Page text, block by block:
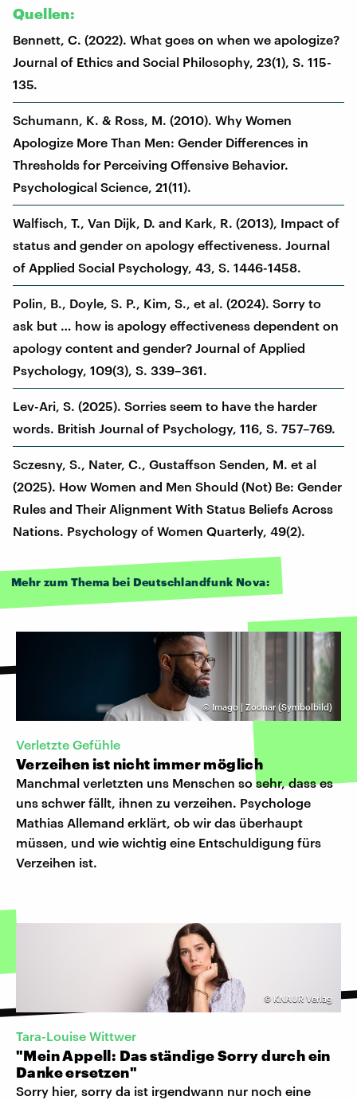
Quellen:
Bennett, C. (2022). What goes on when we apologize?
Journal of Ethics and Social Philosophy, 23(1), S. 115-
135.
Schumann, K. & Ross, M. (2010). Why Women
Apologize More Than Men: Gender Differences in
Thresholds for Perceiving Offensive Behavior.
Psychological Science, 21(11).
Walfisch, T., Van Dijk, D. and Kark, R. (2013), Impact of
status and gender on apology effectiveness. Journal
of Applied Social Psychology, 43, S. 1446-1458.
Polin, B., Doyle, S. P., Kim, S., et al. (2024). Sorry to
ask but … how is apology effectiveness dependent on
apology content and gender? Journal of Applied
Psychology, 109(3), S. 339–361.
Lev-Ari, S. (2025). Sorries seem to have the harder
words. British Journal of Psychology, 116, S. 757–769.
Sczesny, S., Nater, C., Gustaffson Senden, M. et al
(2025). How Women and Men Should (Not) Be: Gender
Rules and Their Alignment With Status Beliefs Across
Nations. Psychology of Women Quarterly, 49(2).
Mehr zum Thema bei Deutschlandfunk Nova:
© Imago | Zoonar (Symbolbild)
Verletzte Gefühle
Verzeihen ist nicht immer möglich
Manchmal verletzten uns Menschen so sehr, dass es
uns schwer fällt, ihnen zu verzeihen. Psychologe
Mathias Allemand erklärt, ob wir das überhaupt
müssen, und wie wichtig eine Entschuldigung fürs
Verzeihen ist.
© KNAUR Verlag
Tara-Louise Wittwer
"Mein Appell: Das ständige Sorry durch ein
Danke ersetzen"
Sorry hier, sorry da ist irgendwann nur noch eine